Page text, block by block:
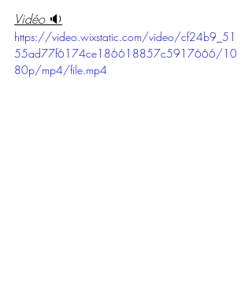
Vidéo 🔉
https://video.wixstatic.com/video/cf24b9_51
55ad77f6174ce186618857c5917666/10
80p/mp4/file.mp4